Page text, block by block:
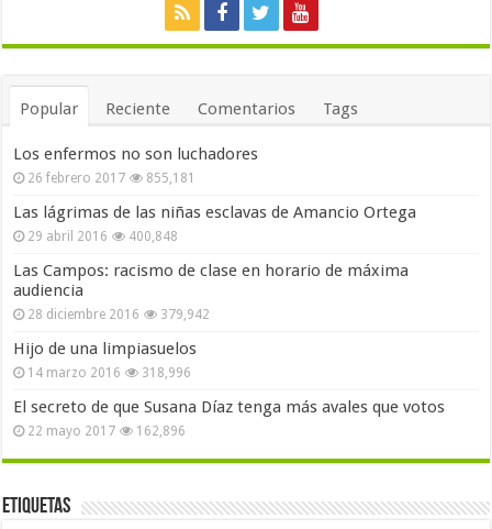
Popular Reciente Comentarios Tags
Los enfermos no son luchadores
26 febrero 2017 855,181
Las lágrimas de las niñas esclavas de Amancio Ortega
29 abril 2016 400,848
Las Campos: racismo de clase en horario de máxima
audiencia
28 diciembre 2016 379,942
Hijo de una limpiasuelos
14 marzo 2016 318,996
El secreto de que Susana Díaz tenga más avales que votos
22 mayo 2017 162,896
Etiquetas